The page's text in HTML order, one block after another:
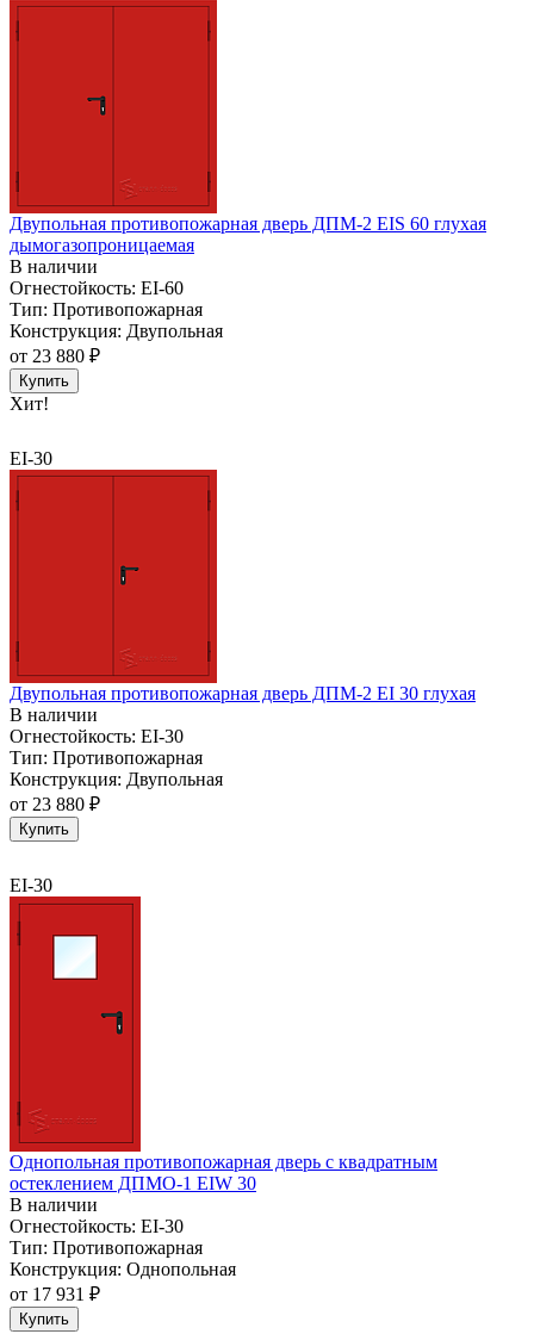
Двупольная противопожарная дверь ДПМ-2 EIS 60 глухая
дымогазопроницаемая
В наличии
Огнестойкость: EI-60
Тип: Противопожарная
Конструкция: Двупольная
от 23 880 ₽
Купить
Хит!
EI-30
Двупольная противопожарная дверь ДПМ-2 EI 30 глухая
В наличии
Огнестойкость: EI-30
Тип: Противопожарная
Конструкция: Двупольная
от 23 880 ₽
Купить
EI-30
Однопольная противопожарная дверь с квадратным
остеклением ДПМО-1 EIW 30
В наличии
Огнестойкость: EI-30
Тип: Противопожарная
Конструкция: Однопольная
от 17 931 ₽
Купить